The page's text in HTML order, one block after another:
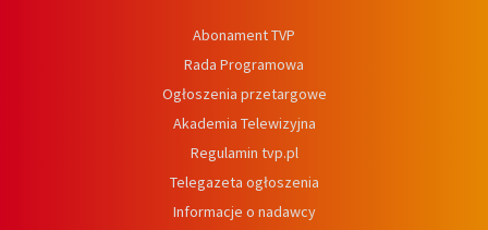
Abonament TVP
Rada Programowa
Ogłoszenia przetargowe
Akademia Telewizyjna
Regulamin tvp.pl
Telegazeta ogłoszenia
Informacje o nadawcy